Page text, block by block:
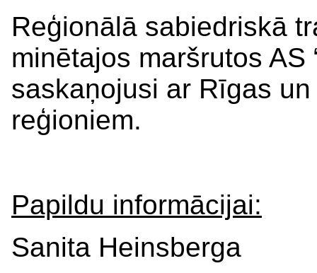
Reģionālā sabiedriskā
minētajos maršrutos AS
saskaņojusi ar Rīgas
reģioniem.
Papildu informācijai:
Sanita Heinsberga